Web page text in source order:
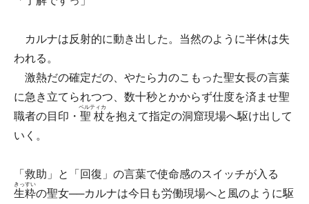
カルナは反射的に動き出した。当然のように半休は失
われる。
激熱だの確定だの、やたら力のこもった聖女長の言葉
に急き立てられつつ、数十秒とかからず仕度を済ませ聖
職者の目印・ 聖杖
ペルティカ
を抱えて指定の洞窟現場へ駆け出して
いく。
「救助」と「回復」の言葉で使命感のスイッチが入る
生粋
きっすい
の聖女──カルナは今日も労働現場へと風のように駆